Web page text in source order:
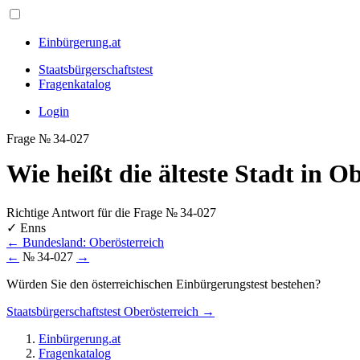
Einbürgerung.at
Staatsbürgerschaftstest
Fragenkatalog
Login
Frage № 34-027
Wie heißt die älteste Stadt in
Richtige Antwort für die Frage № 34-027
✓ Enns
← Bundesland: Oberösterreich
← № 34-027 →
Würden Sie den österreichischen Einbürgerungstest bestehen?
Staatsbürgerschaftstest Oberösterreich →
Einbürgerung.at
Fragenkatalog